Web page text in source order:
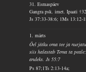
31. Esmaspäev
Gangra psk. imet. Ipaati
Js 37:33-38:6; 1Ms 13:12-
1. märts
Õel jätku oma tee ja
siis halastab Tema ta
andeks. Js 55:7
Ps 87;1Ts 2:13-14a;